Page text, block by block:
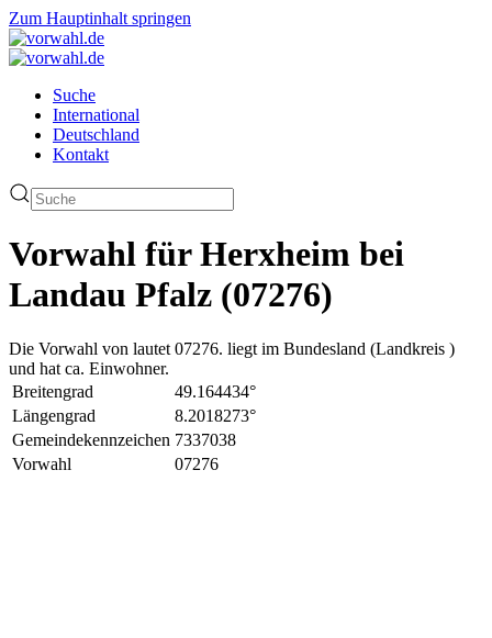
Zum Hauptinhalt springen
Suche
International
Deutschland
Kontakt
Vorwahl für Herxheim bei
Landau Pfalz (07276)
Die Vorwahl von lautet 07276. liegt im Bundesland (Landkreis )
und hat ca. Einwohner.
Breitengrad
49.164434°
Längengrad
8.2018273°
Gemeindekennzeichen 7337038
Vorwahl
07276